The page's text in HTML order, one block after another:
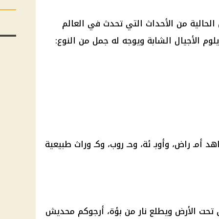
من الأحداث التي تحدث في العالم
الأجيال الشابة ويوجه له جمل من النوع:
أمـ راض، وأوبـ ئة، وحـ روب، وكـ وراث طبيعية
الأرض ويطلع نار من بؤة، أرجوكم محديش